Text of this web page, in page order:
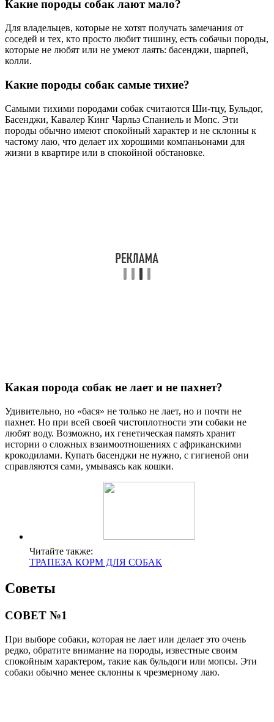
Какие породы собак лают мало?
Для владельцев, которые не хотят получать замечания от
соседей и тех, кто просто любит тишину, есть собачьи породы,
которые не любят или не умеют лаять: басенджи, шарпей,
колли.
Какие породы собак самые тихие?
Самыми тихими породами собак считаются Ши-тцу, Бульдог,
Басенджи, Кавалер Кинг Чарльз Спаниель и Мопс. Эти
породы обычно имеют спокойный характер и не склонны к
частому лаю, что делает их хорошими компаньонами для
жизни в квартире или в спокойной обстановке.
Какая порода собак не лает и не пахнет?
Удивительно, но «бася» не только не лает, но и почти не
пахнет. Но при всей своей чистоплотности эти собаки не
любят воду. Возможно, их генетическая память хранит
истории о сложных взаимоотношениях с африканскими
крокодилами. Купать басенджи не нужно, с гигиеной они
справляются сами, умываясь как кошки.
Читайте также:
ТРАПЕЗА КОРМ ДЛЯ СОБАК
Советы
СОВЕТ №1
При выборе собаки, которая не лает или делает это очень
редко, обратите внимание на породы, известные своим
спокойным характером, такие как бульдоги или мопсы. Эти
собаки обычно менее склонны к чрезмерному лаю.